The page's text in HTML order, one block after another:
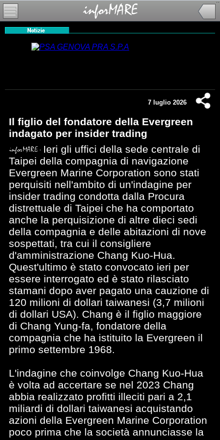
7 luglio 2026
Il figlio del fondatore della Evergreen
indagato per insider trading
Ieri gli uffici della sede centrale di
Taipei della compagnia di navigazione
Evergreen Marine Corporation sono stati
perquisiti nell'ambito di un'indagine per
insider trading condotta dalla Procura
distrettuale di Taipei che ha comportato
anche la perquisizione di altre dieci sedi
della compagnia e delle abitazioni di nove
sospettati, tra cui il consigliere
d'amministrazione Chang Kuo-Hua.
Quest'ultimo è stato convocato ieri per
essere interrogato ed è stato rilasciato
stamani dopo aver pagato una cauzione di
120 milioni di dollari taiwanesi (3,7 milioni
di dollari USA). Chang è il figlio maggiore
di Chang Yung-fa, fondatore della
compagnia che ha istituito la Evergreen il
primo settembre 1968.
L'indagine che coinvolge Chang Kuo-Hua
è volta ad accertare se nel 2023 Chang
abbia realizzato profitti illeciti pari a 2,1
miliardi di dollari taiwanesi acquistando
azioni della Evergreen Marine Corporation
poco prima che la società annunciasse la